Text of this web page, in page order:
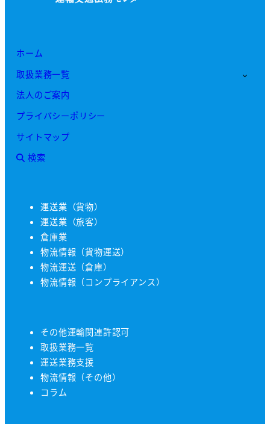
ホーム
取扱業務一覧
法人のご案内
プライバシーポリシー
サイトマップ
検索
運送業（貨物）
運送業（旅客）
倉庫業
物流情報（貨物運送）
物流運送（倉庫）
物流情報（コンプライアンス）
その他運輸関連許認可
取扱業務一覧
運送業務支援
物流情報（その他）
コラム